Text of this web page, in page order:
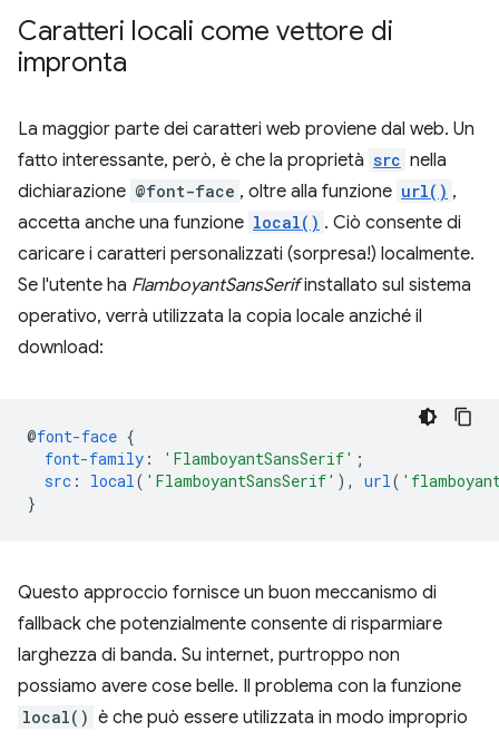
Caratteri locali come vettore di
impronta
La maggior parte dei caratteri web proviene dal web. Un
fatto interessante, però, è che la proprietà src nella
dichiarazione @font-face , oltre alla funzione url() ,
accetta anche una funzione local() . Ciò consente di
caricare i caratteri personalizzati (sorpresa!) localmente.
Se l'utente ha FlamboyantSansSerifinstallato sul sistema
operativo, verrà utilizzata la copia locale anziché il
download:
@font-face {
font-family : 'FlamboyantSansSerif' ;
src : local( 'FlamboyantSansSerif' ), url(
}
Questo approccio fornisce un buon meccanismo di
fallback che potenzialmente consente di risparmiare
larghezza di banda. Su internet, purtroppo non
possiamo avere cose belle. Il problema con la funzione
local() è che può essere utilizzata in modo improprio